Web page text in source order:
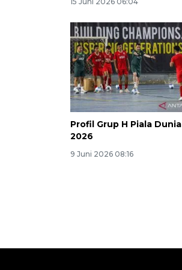
Profil Grup H Piala Dunia
2026
9 Juni 2026 08:16